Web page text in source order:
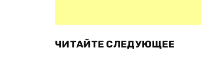
ЧИТАЙТЕ СЛЕДУЮЩЕЕ